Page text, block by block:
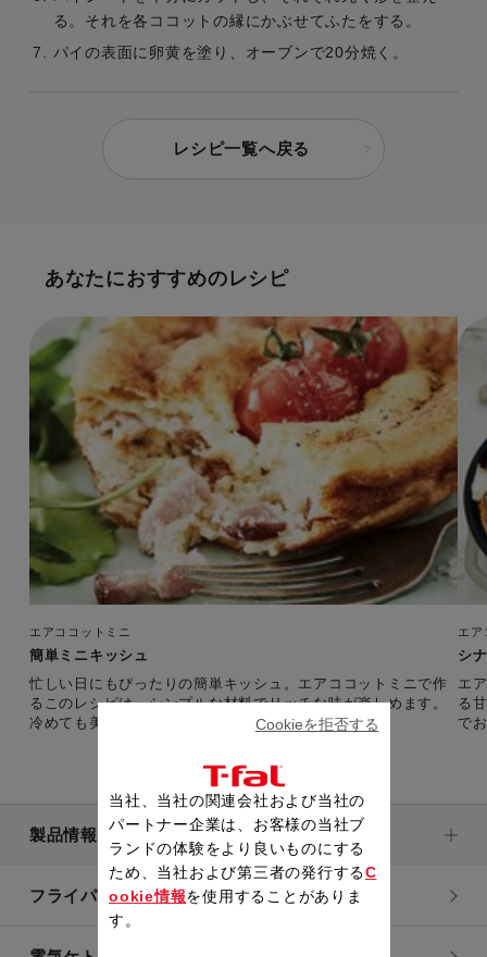
る。それを各ココットの縁にかぶせてふたをする。
パイの表面に卵黄を塗り、オーブンで20分焼く。
レシピ一覧へ戻る
あなたにおすすめのレシピ
エアココットミニ
簡単ミニキッシュ
忙しい日にもぴったりの簡単キッシュ。エアココットミニで作
るこのレシピは、シンプルな材料でリッチな味が楽しめます。
冷めても美味しいので、お弁当にもぴったり。
エ
シ
エ
る
で
製品情報
フライパン・鍋
当社、当社の関連会社および当社の
パートナー企業は、お客様の当社ブ
ランドの体験をより良いものにする
ため、当社および第三者の発行するC
ookie情報を使用することがありま
す。
Cookieを拒否する